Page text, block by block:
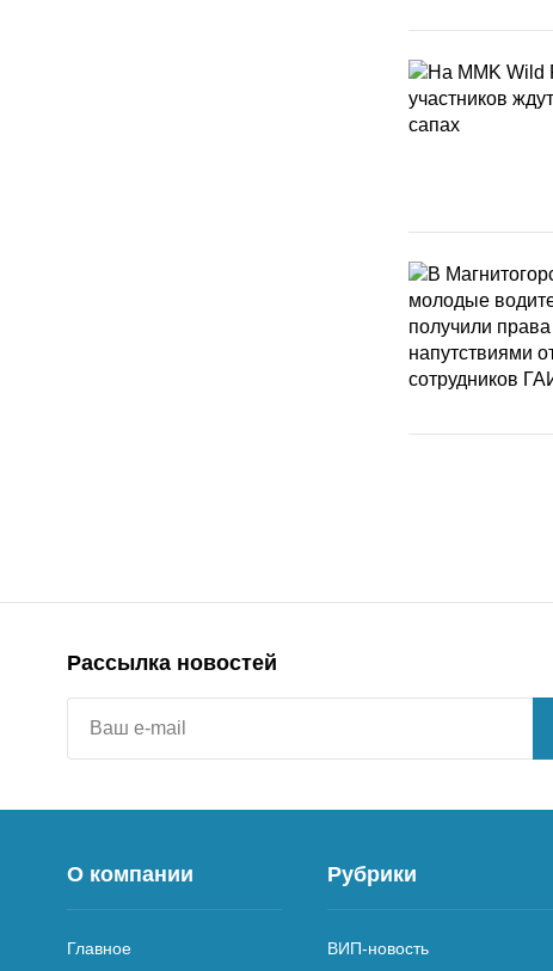
Рассылка новостей
О компании
Главное
Рубрики
ВИП-новость